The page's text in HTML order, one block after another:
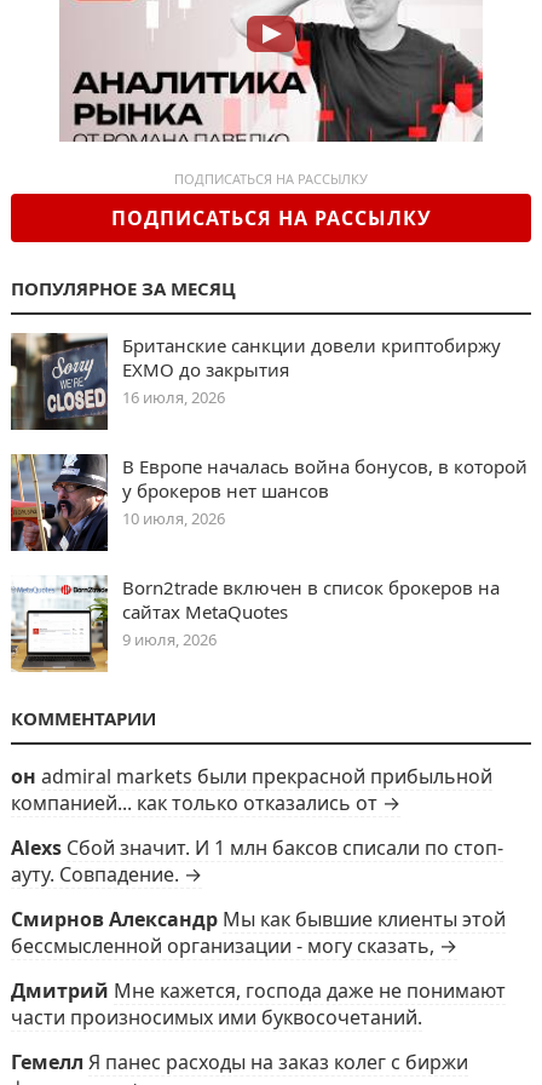
ПОДПИСАТЬСЯ НА РАССЫЛКУ
ПОДПИСАТЬСЯ НА РАССЫЛКУ
ПОПУЛЯРНОЕ ЗА МЕСЯЦ
Британские санкции довели криптобиржу
EXMO до закрытия
16 июля, 2026
В Европе началась война бонусов, в которой
у брокеров нет шансов
10 июля, 2026
Born2trade включен в список брокеров на
сайтах MetaQuotes
9 июля, 2026
КОММЕНТАРИИ
он admiral markets были прекрасной прибыльной
компанией... как только отказались от →
Alexs Сбой значит. И 1 млн баксов списали по стоп-
ауту. Совпадение. →
Смирнов Александр Мы как бывшие клиенты этой
бессмысленной организации - могу сказать, →
Дмитрий Мне кажется, господа даже не понимают
части произносимых ими буквосочетаний.
Гемелл Я панес расходы на заказ колег с биржи